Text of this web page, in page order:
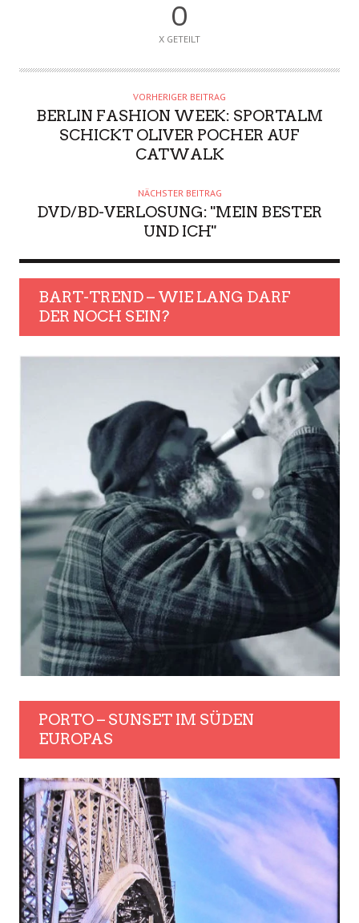
0
X GETEILT
VORHERIGER BEITRAG
BERLIN FASHION WEEK: SPORTALM
SCHICKT OLIVER POCHER AUF
CATWALK
NÄCHSTER BEITRAG
DVD/BD-VERLOSUNG: "MEIN BESTER
UND ICH"
BART-TREND – WIE LANG DARF
DER NOCH SEIN?
PORTO – SUNSET IM SÜDEN
EUROPAS